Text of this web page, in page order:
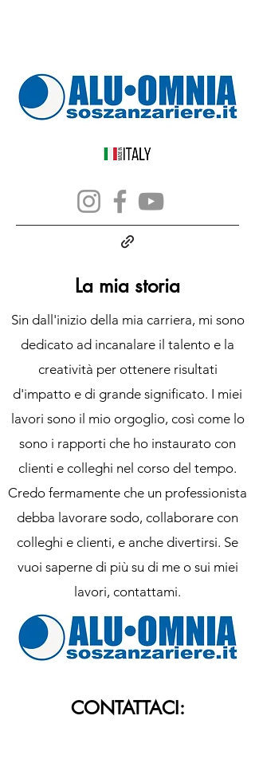
La mia storia
Sin dall'inizio della mia carriera, mi sono
dedicato ad incanalare il talento e la
creatività per ottenere risultati
d'impatto e di grande significato. I miei
lavori sono il mio orgoglio, così come lo
sono i rapporti che ho instaurato con
clienti e colleghi nel corso del tempo.
Credo fermamente che un professionista
debba lavorare sodo, collaborare con
colleghi e clienti, e anche divertirsi. Se
vuoi saperne di più su di me o sui miei
lavori, contattami.
CONTATTACI: